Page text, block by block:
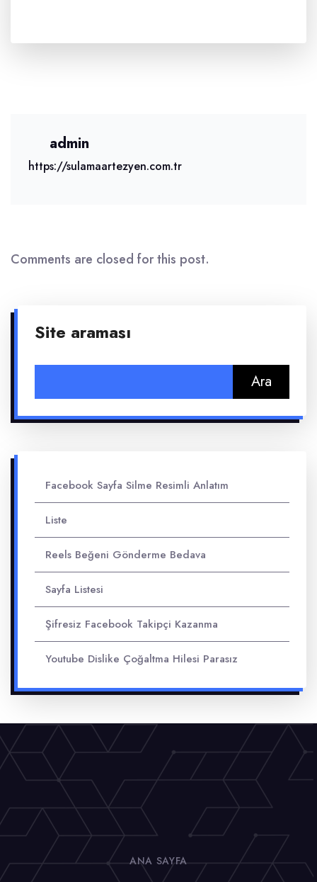
admin
https://sulamaartezyen.com.tr
Comments are closed for this post.
Site araması
Facebook Sayfa Silme Resimli Anlatım
Liste
Reels Beğeni Gönderme Bedava
Sayfa Listesi
Şifresiz Facebook Takipçi Kazanma
Youtube Dislike Çoğaltma Hilesi Parasız
ANA SAYFA